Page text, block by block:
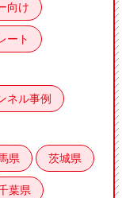
向け
ート
ネル事例
県 茨城県
葉県